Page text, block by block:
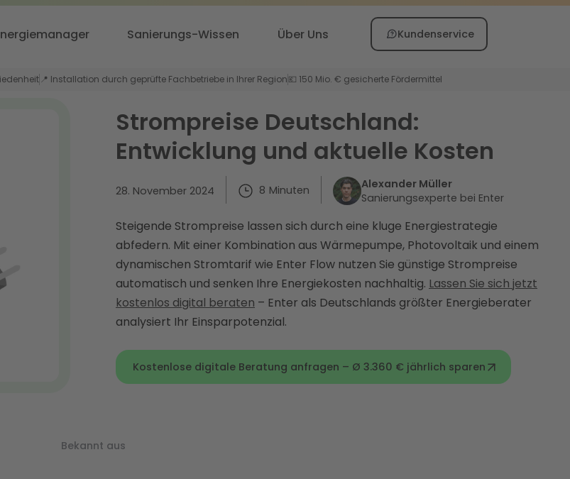
Sanierungs-Wissen Über Uns Kundenservice
📍 Installation durch geprüfte Fachbetriebe in Ihrer Region💶 150 Mio. € gesicherte Fördermittel
Strompreise Deutschland:
Entwicklung und aktuelle Kosten
28. November 2024 8 Minuten
Alexander Müller
Sanierungsexperte bei Enter
Steigende Strompreise lassen sich durch eine kluge Energiestrategie
abfedern. Mit einer Kombination aus Wärmepumpe, Photovoltaik und einem
dynamischen Stromtarif wie Enter Flow nutzen Sie günstige Strompreise
automatisch und senken Ihre Energiekosten nachhaltig. Lassen Sie sich jetzt
kostenlos digital beraten – Enter als Deutschlands größter Energieberater
analysiert Ihr Einsparpotenzial.
Kostenlose digitale Beratung anfragen – Ø 3.360 € jährlich sparen
Bekannt aus